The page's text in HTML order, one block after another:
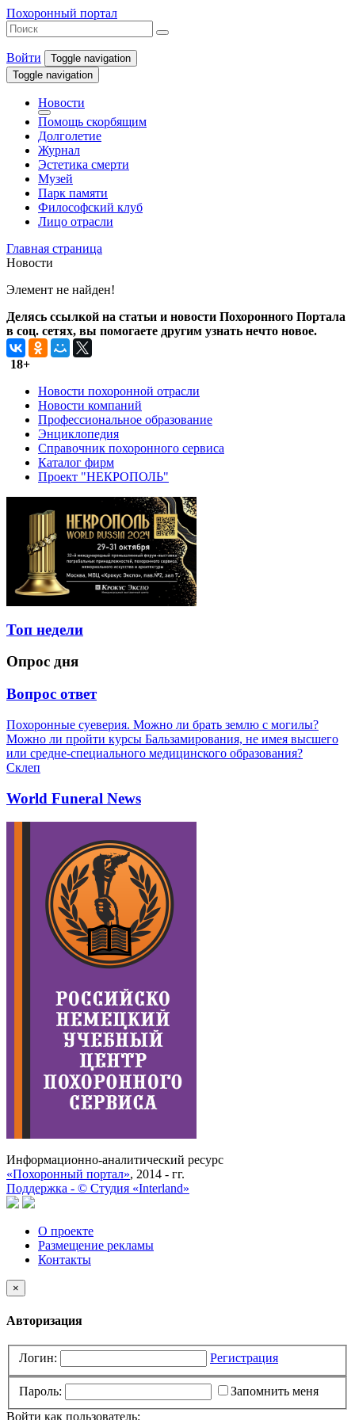
Похоронный портал
Войти
Toggle navigation
Toggle navigation
Новости
Помощь скорбящим
Долголетие
Журнал
Эстетика смерти
Музей
Парк памяти
Философский клуб
Лицо отрасли
Главная страница
Новости
Элемент не найден!
Делясь ссылкой на статьи и новости Похоронного Портала
в соц. сетях, вы помогаете другим узнать нечто новое.
18+
Новости похоронной отрасли
Новости компаний
Профессиональное образование
Энциклопедия
Справочник похоронного сервиса
Каталог фирм
Проект "НЕКРОПОЛЬ"
Топ недели
Опрос дня
Вопрос ответ
Похоронные суеверия. Можно ли брать землю с могилы?
Можно ли пройти курсы Бальзамирования, не имея высшего
или средне-специального медицинского образования?
Склеп
World Funeral News
Информационно-аналитический ресурс
«Похоронный портал», 2014 - гг.
Поддержка - © Cтудия «Interland»
О проекте
Размещение рекламы
Контакты
×
Авторизация
Логин: Регистрация
Пароль:
Запомнить меня
Войти как пользователь: